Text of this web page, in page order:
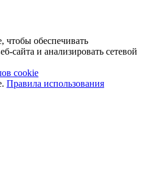
обеспечивать
сайта и анализировать сетевой
cookie
Правила использования